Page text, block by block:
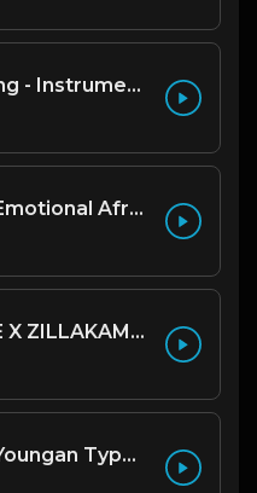
Nasty C-Stalling - Instrumental (Prod by Gmulti).mp3
Carry Me 🙏 | Emotional Afrobeat | Produced by Tellembeatzgo
CITY MORGUE X ZILLAKAMI X SOSMULA TYPE BEAT ~ GRUDGE | PROD. JAMES GOLD X 400MGB
[FREE] JayDaYoungan Type Beat "67 Shooter" |@ProdbyNorm|